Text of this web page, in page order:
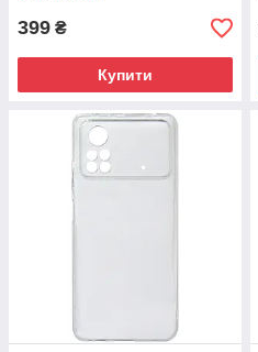
399 ₴
Купити